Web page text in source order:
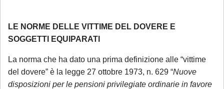
LE NORME DELLE VITTIME DEL DOVERE E
SOGGETTI EQUIPARATI
La norma che ha dato una prima definizione alle “vittime
del dovere” è la legge 27 ottobre 1973, n. 629 “Nuove
disposizioni per le pensioni privilegiate ordinarie in favore